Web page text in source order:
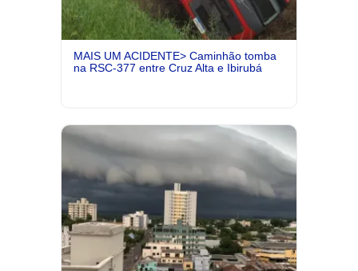
MAIS UM ACIDENTE> Caminhão tomba
na RSC-377 entre Cruz Alta e Ibirubá